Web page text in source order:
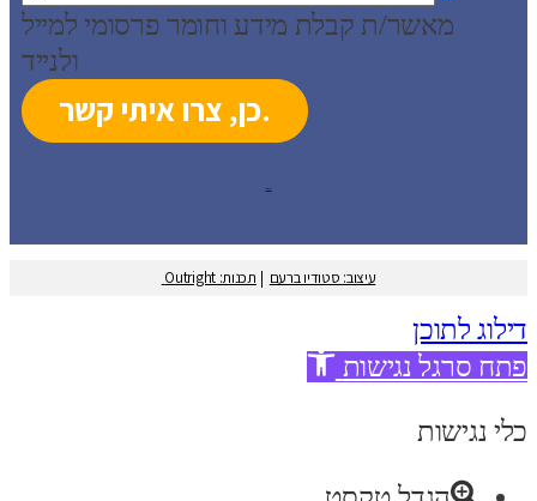
מאשר/ת קבלת מידע וחומר פרסומי למייל
ולנייד
עיצוב: סטודיו ברעם | תכנות: Outright
דילוג לתוכן
פתח סרגל נגישות
כלי נגישות